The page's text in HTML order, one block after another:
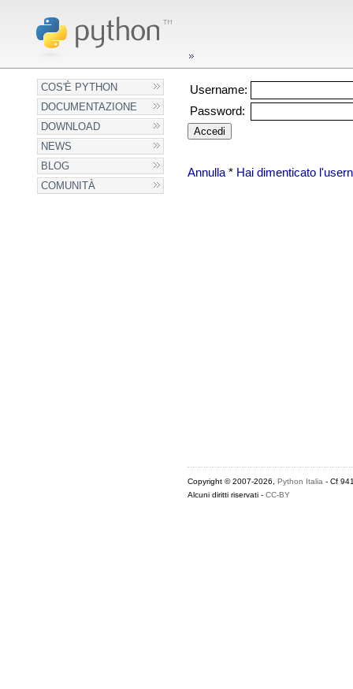
COS'È PYTHON
DOCUMENTAZIONE
DOWNLOAD
NEWS
BLOG
COMUNITÀ
Username:
Password:
Annulla* Hai dimenticato
Copyright © 2007-2026, Python Italia - Cf
Alcuni diritti riservati - CC-BY